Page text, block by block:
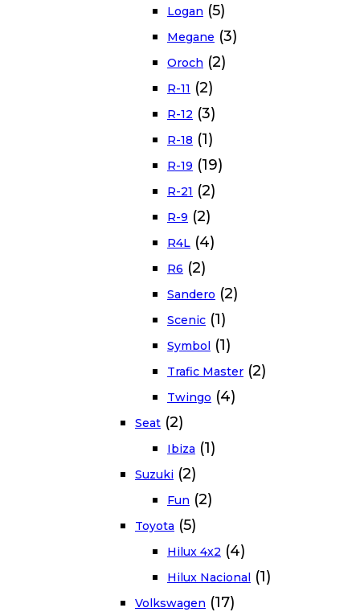
Logan (5)
Megane (3)
Oroch (2)
R-11 (2)
R-12 (3)
R-18 (1)
R-19 (19)
R-21 (2)
R-9 (2)
R4L (4)
R6 (2)
Sandero (2)
Scenic (1)
Symbol (1)
Trafic Master (2)
Twingo (4)
Seat (2)
Ibiza (1)
Suzuki (2)
Fun (2)
Toyota (5)
Hilux 4x2 (4)
Hilux Nacional (1)
Volkswagen (17)